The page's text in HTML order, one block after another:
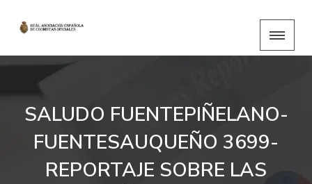
SALUDO FUENTEPIÑELANO-
FUENTESAUQUEÑO 3699-
REPORTAJE SOBRE LAS